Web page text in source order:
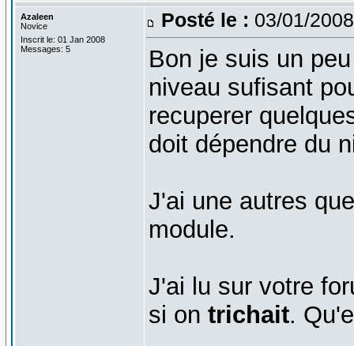
Azaleen
Novice
Inscrit le: 01 Jan 2008
Messages: 5
Posté le : 03/01/
Bon je suis un
niveau sufisant
recuperer
doit dépendre du
J'ai une autres
module.
J'ai lu sur votre
si on trichait.